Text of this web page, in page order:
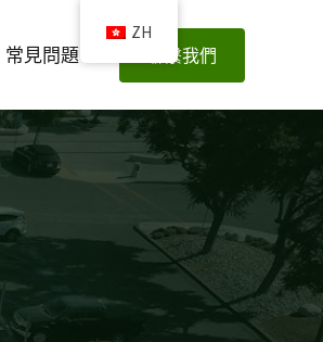
常見問題 聯繫我們
ZH